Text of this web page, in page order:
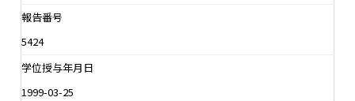
報告番号
5424
学位授与年月日
1999-03-25